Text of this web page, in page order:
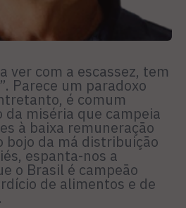
ver com a escassez, tem
Parece um paradoxo
é comum
miséria que campeia
à baixa remuneração
bojo da má distribuição
espanta-nos a
o Brasil é campeão
de alimentos e de